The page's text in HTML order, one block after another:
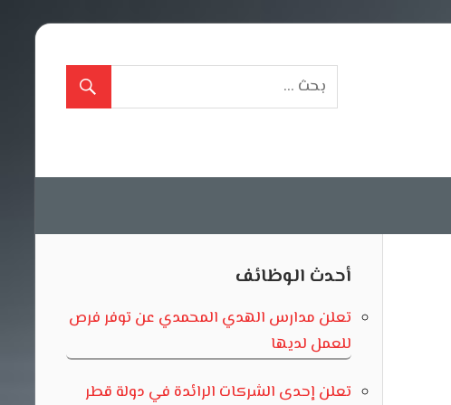
أحدث الوظائف
تعلن مدارس الهدي المحمدي عن توفر فرص
للعمل لديها
تعلن إحدى الشركات الرائدة في دولة قطر